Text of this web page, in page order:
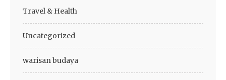
Travel & Health
Uncategorized
warisan budaya